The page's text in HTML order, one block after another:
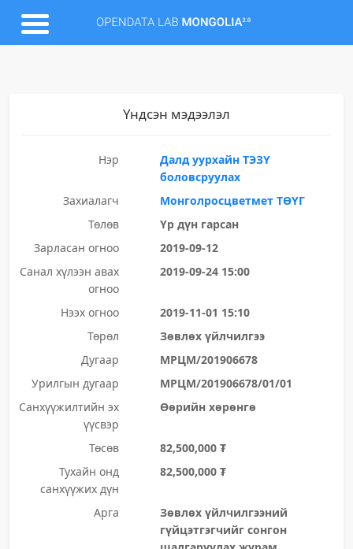
Үндсэн мэдээлэл
Нэр
Далд уурхайн ТЭЗҮ
боловсруулах
Захиалагч
Монголросцветмет ТӨҮГ
Төлөв
Үр дүн гарсан
Зарласан огноо
2019-09-12
Санал хүлээн авах
огноо
2019-09-24 15:00
Нээх огноо
2019-11-01 15:10
Төрөл
Зөвлөх үйлчилгээ
Дугаар
МРЦМ/201906678
Урилгын дугаар
МРЦМ/201906678/01/01
Санхүүжилтийн эх
үүсвэр
Өөрийн хөрөнгө
Төсөв
82,500,000 ₮
Тухайн онд
санхүүжих дүн
82,500,000 ₮
Арга
Зөвлөх үйлчилгээний
гүйцэтгэгчийг сонгон